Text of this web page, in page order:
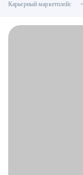
Карьерный маркетплейс